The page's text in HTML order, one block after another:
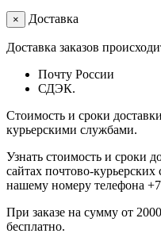
× Доставка
Доставка заказов
Почту России
СДЭК.
Стоимость и сроки
курьерскими службами.
Узнать стоимость и сроки
сайтах почтово-
нашему номеру телефона
При заказе на сумму от
бесплатно.